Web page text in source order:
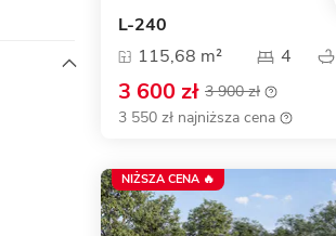
L-240
115,68 m²
4
3 600 zł 3 900 zł
3 550 zł najniższa cena
NIŻSZA CENA 🔥